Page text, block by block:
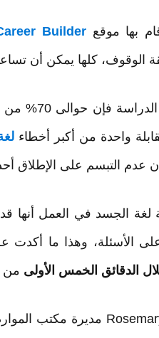
بها موقع Builder
الوقوف، كلها يمكن أن
من مديري التوظيف صرحوا أن الفشل في
لغة الجسد في العمل أنها
على الأسئلة، وهذا ما
الدقائق الخمس الأولى من